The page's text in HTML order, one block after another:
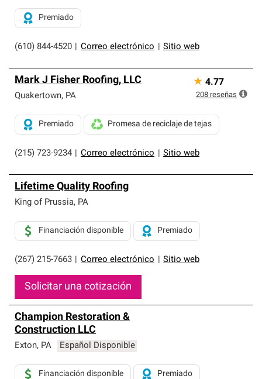
(610) 844-4520 Correo electrónico Sitio web
Premiado
Mark J Fisher Roofing, LLC
Quakertown, PA
(215) 723-9234 Correo electrónico Sitio web
Premiado Promesa de reciclaje de tejas
★ 4.77
208 reseñas
Lifetime Quality Roofing
King of Prussia, PA
(267) 215-7663 Correo electrónico Sitio web
Financiación disponible Premiado
Solicitar una cotización
Champion Restoration &
Construction LLC
Exton, PA Español Disponible
Financiación disponible Premiado